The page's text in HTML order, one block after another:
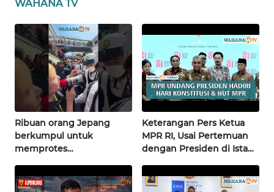
WAHANA TV
Ribuan orang Jepang
berkumpul untuk
memprotes
pertama di Fujisawa
Keterangan Pers Ketua
MPR RI, Usai Pertemuan
dengan Presiden di Istana
JAMBI
WN
SULTRA
WN
NTB
WN
SULTENG
SULBAR